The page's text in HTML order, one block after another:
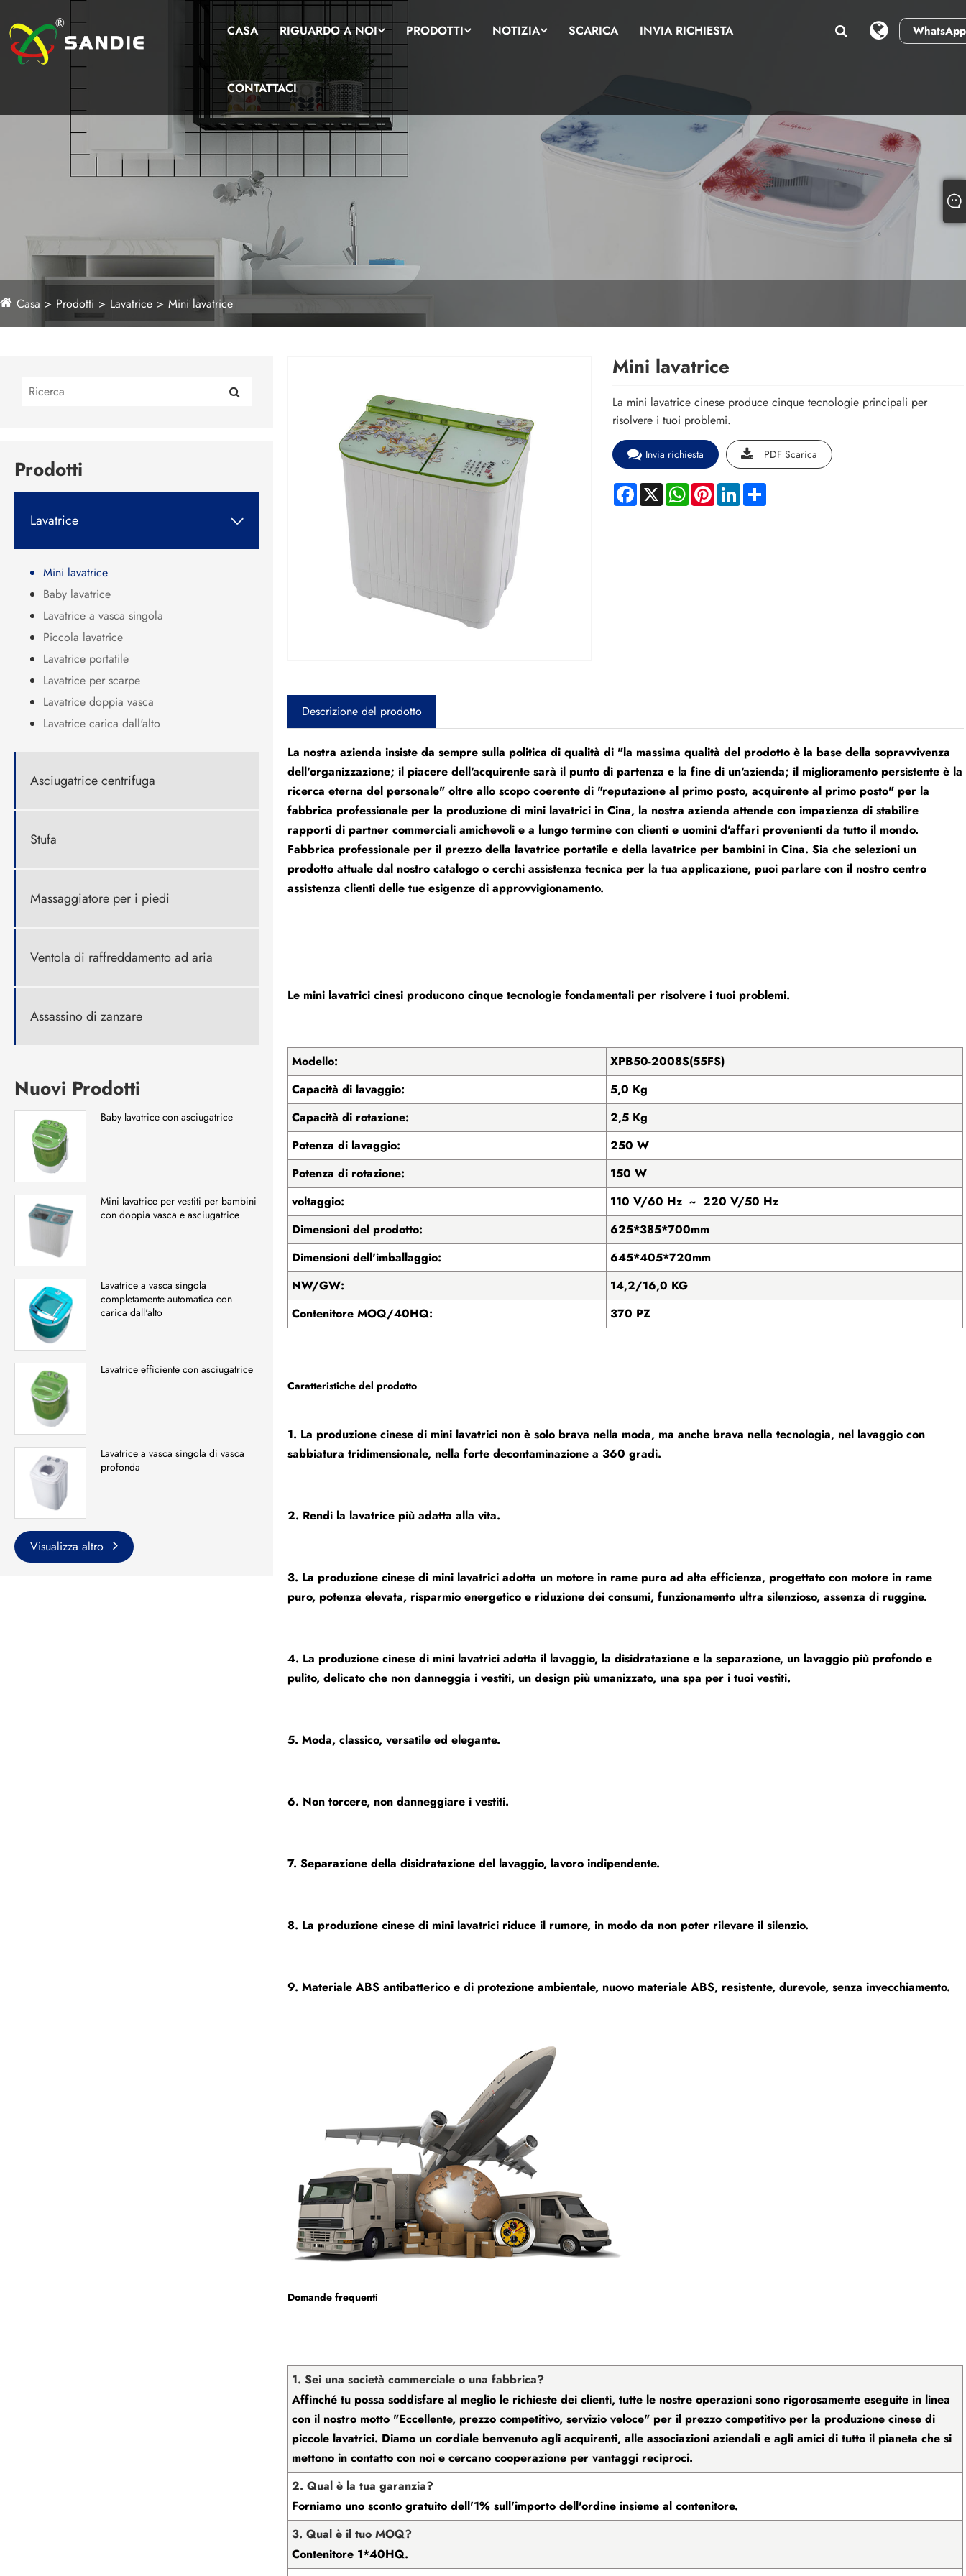
WhatsApp
CASA RIGUARDO A NOI PRODOTTI NOTIZIA SCARICA INVIA RICHIESTA
CONTATTACI
Casa Prodotti Lavatrice Mini lavatrice
Prodotti
Lavatrice 
Mini lavatrice
Baby lavatrice
Lavatrice a vasca singola
Piccola lavatrice
Lavatrice portatile
Lavatrice per scarpe
Lavatrice doppia vasca
Lavatrice carica dall'alto
Asciugatrice centrifuga
Stufa
Massaggiatore per i piedi
Ventola di raffreddamento ad aria
Assassino di zanzare
Nuovi Prodotti
Baby lavatrice con asciugatrice
Mini lavatrice per vestiti per bambini
con doppia vasca e asciugatrice
Lavatrice a vasca singola
completamente automatica con
carica dall'alto
Lavatrice efficiente con asciugatrice
Lavatrice a vasca singola di vasca
profonda
Visualizza altro
Mini lavatrice
La mini lavatrice cinese produce cinque tecnologie principali per
risolvere i tuoi problemi.
Invia richiesta PDF Scarica
Facebook
X WhatsApp
PinterestLinkedInShare
Descrizione del prodotto
La nostra azienda insiste da sempre sulla politica di qualità di "la massima qualità del prodotto è la base della sopravvivenza
dell'organizzazione; il piacere dell'acquirente sarà il punto di partenza e la fine di un'azienda; il miglioramento persistente è la
ricerca eterna del personale" oltre allo scopo coerente di "reputazione al primo posto, acquirente al primo posto" per la
fabbrica professionale per la produzione di mini lavatrici in Cina, la nostra azienda attende con impazienza di stabilire
rapporti di partner commerciali amichevoli e a lungo termine con clienti e uomini d'affari provenienti da tutto il mondo.
Fabbrica professionale per il prezzo della lavatrice portatile e della lavatrice per bambini in Cina. Sia che selezioni un
prodotto attuale dal nostro catalogo o cerchi assistenza tecnica per la tua applicazione, puoi parlare con il nostro centro
assistenza clienti delle tue esigenze di approvvigionamento.
Le mini lavatrici cinesi producono cinque tecnologie fondamentali per risolvere i tuoi problemi.
Modello:
XPB50-2008S(55FS)
Capacità di lavaggio:
5,0 Kg
Capacità di rotazione:
2,5 Kg
Potenza di lavaggio:
250 W
Potenza di rotazione:
150 W
voltaggio:
110 V/60 Hz ~ 220 V/50 Hz
Dimensioni del prodotto:
625*385*700mm
Dimensioni dell'imballaggio:
645*405*720mm
NW/GW:
14,2/16,0 KG
Contenitore MOQ/40HQ:
370 PZ
Caratteristiche del prodotto
1. La produzione cinese di mini lavatrici non è solo brava nella moda, ma anche brava nella tecnologia, nel lavaggio con
sabbiatura tridimensionale, nella forte decontaminazione a 360 gradi.
2. Rendi la lavatrice più adatta alla vita.
3. La produzione cinese di mini lavatrici adotta un motore in rame puro ad alta efficienza, progettato con motore in rame
puro, potenza elevata, risparmio energetico e riduzione dei consumi, funzionamento ultra silenzioso, assenza di ruggine.
4. La produzione cinese di mini lavatrici adotta il lavaggio, la disidratazione e la separazione, un lavaggio più profondo e
pulito, delicato che non danneggia i vestiti, un design più umanizzato, una spa per i tuoi vestiti.
5. Moda, classico, versatile ed elegante.
6. Non torcere, non danneggiare i vestiti.
7. Separazione della disidratazione del lavaggio, lavoro indipendente.
8. La produzione cinese di mini lavatrici riduce il rumore, in modo da non poter rilevare il silenzio.
9. Materiale ABS antibatterico e di protezione ambientale, nuovo materiale ABS, resistente, durevole, senza invecchiamento.
Domande frequenti
1. Sei una società commerciale o una fabbrica?
Affinché tu possa soddisfare al meglio le richieste dei clienti, tutte le nostre operazioni sono rigorosamente eseguite in linea
con il nostro motto "Eccellente, prezzo competitivo, servizio veloce" per il prezzo competitivo per la produzione cinese di
piccole lavatrici. Diamo un cordiale benvenuto agli acquirenti, alle associazioni aziendali e agli amici di tutto il pianeta che si
mettono in contatto con noi e cercano cooperazione per vantaggi reciproci.
2. Qual è la tua garanzia?
Forniamo uno sconto gratuito dell'1% sull'importo dell'ordine insieme al contenitore.
3. Qual è il tuo MOQ?
Contenitore 1*40HQ.